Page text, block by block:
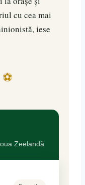
cu cea mai
iese
Zeelandă